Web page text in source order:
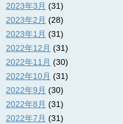
2023年3月 (31)
2023年2月 (28)
2023年1月 (31)
2022年12月 (31)
2022年11月 (30)
2022年10月 (31)
2022年9月 (30)
2022年8月 (31)
2022年7月 (31)